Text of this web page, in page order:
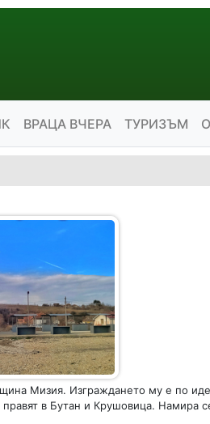
ВРАЦА ВЧЕРА ТУРИЗЪМ
Мизия. Изграждането му е по
в Бутан и Крушовица. Намира